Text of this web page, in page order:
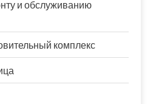
и обслуживанию
комплекс